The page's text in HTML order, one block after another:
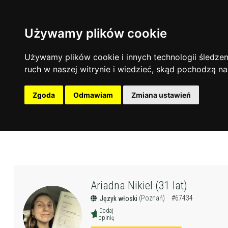
Używamy plików cookie
Używamy plików cookie i innych technologii
ruch w naszej witrynie i wiedzieć, skąd pochodzą
Zgoda Odmawiam Zmiana ustawień
Ariadna Nikiel (31 lat)
Język włoski (Poznań) #67434
Dodaj
opinię